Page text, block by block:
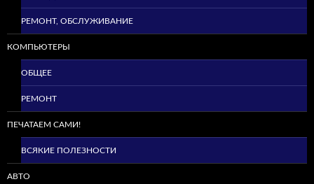
РЕМОНТ, ОБСЛУЖИВАНИЕ
КОМПЬЮТЕРЫ
ОБЩЕЕ
РЕМОНТ
ПЕЧАТАЕМ САМИ!
ВСЯКИЕ ПОЛЕЗНОСТИ
АВТО